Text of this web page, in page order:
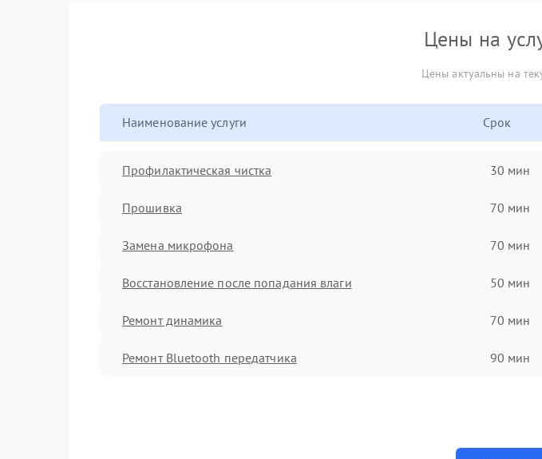
Цены на
Цены актуальны на
Наименование услуги Срок
Профилактическая чистка 30 мин
Прошивка 70 мин
Замена микрофона 70 мин
Восстановление после попадания влаги 50 мин
Ремонт динамика 70 мин
Ремонт Bluetooth передатчика 90 мин